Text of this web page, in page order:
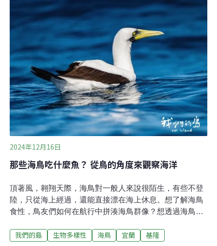
雄興達發電廠生態專員去（2024）年底在永安濕地內，發
現一隻疑似肉毒桿菌中毒的黑面琵鷺亞成鳥，經救治後目
前已康復，14日進行原地衛星繫放，讓這隻黑面琵鷺重返
大自然。（中央社報導）
2024年12月16日
那些海鳥吃什麼魚？ 從鳥的角度來觀察海洋
頂著風，翱翔天際，海鳥對一般人來說很陌生，有些不登
陸，只從海上經過，還能直接漂在海上休息。想了解海鳥
食性，鳥友們如何在航行中拼湊海鳥群像？想透過海鳥來
畫面在基隆的八尺門漁港集結，台北鳥會志工準備登船出
我們的島 生物多樣性 海鳥 宜蘭 基隆